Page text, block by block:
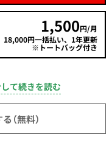
1,500円/月
18,000円一括払い、1年更新
※トートバッグ付き
て続きを読む
（無料）